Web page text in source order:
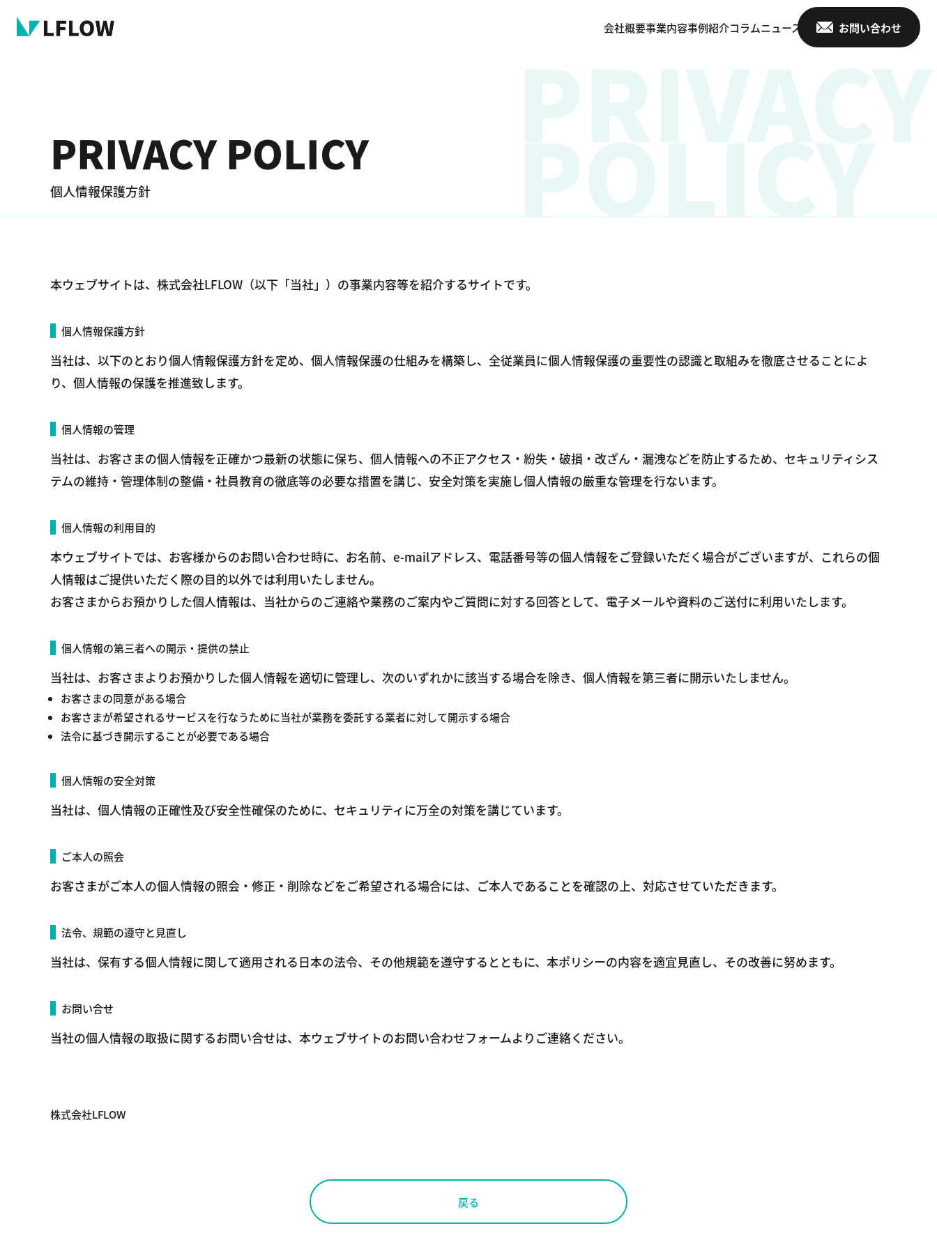
会社概要事業内容事例紹介コラムニュース お問い合わせ
PRIVACY POLICY
個人情報保護方針
本ウェブサイトは、株式会社LFLOW（以下「当社」）の事業内容等を紹介するサイトです。
個人情報保護方針
当社は、以下のとおり個人情報保護方針を定め、個人情報保護の仕組みを構築し、全従業員に個人情報保護の重要性の認識と取組みを徹底させることによ
り、個人情報の保護を推進致します。
個人情報の管理
当社は、お客さまの個人情報を正確かつ最新の状態に保ち、個人情報への不正アクセス・紛失・破損・改ざん・漏洩などを防止するため、セキュリティシス
テムの維持・管理体制の整備・社員教育の徹底等の必要な措置を講じ、安全対策を実施し個人情報の厳重な管理を行ないます。
個人情報の利用目的
本ウェブサイトでは、お客様からのお問い合わせ時に、お名前、e-mailアドレス、電話番号等の個人情報をご登録いただく場合がございますが、これらの個
人情報はご提供いただく際の目的以外では利用いたしません。
お客さまからお預かりした個人情報は、当社からのご連絡や業務のご案内やご質問に対する回答として、電子メールや資料のご送付に利用いたします。
個人情報の第三者への開示・提供の禁止
当社は、お客さまよりお預かりした個人情報を適切に管理し、次のいずれかに該当する場合を除き、個人情報を第三者に開示いたしません。
お客さまの同意がある場合
お客さまが希望されるサービスを行なうために当社が業務を委託する業者に対して開示する場合
法令に基づき開示することが必要である場合
個人情報の安全対策
当社は、個人情報の正確性及び安全性確保のために、セキュリティに万全の対策を講じています。
ご本人の照会
お客さまがご本人の個人情報の照会・修正・削除などをご希望される場合には、ご本人であることを確認の上、対応させていただきます。
法令、規範の遵守と見直し
当社は、保有する個人情報に関して適用される日本の法令、その他規範を遵守するとともに、本ポリシーの内容を適宜見直し、その改善に努めます。
お問い合せ
当社の個人情報の取扱に関するお問い合せは、本ウェブサイトのお問い合わせフォームよりご連絡ください。
株式会社LFLOW
戻る